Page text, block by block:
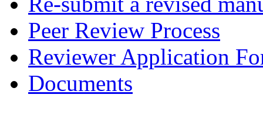
Peer Review Process
Reviewer Application
Documents